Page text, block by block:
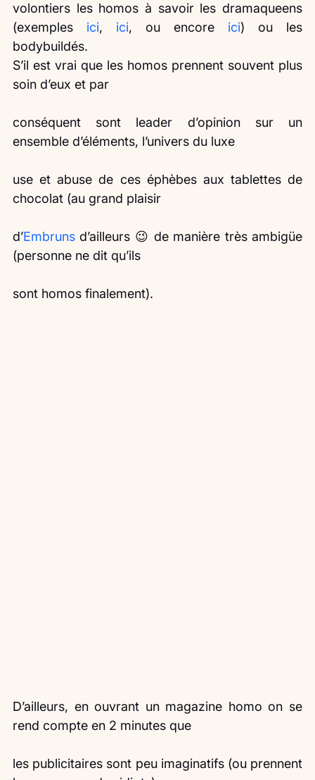
volontiers les homos à savoir les dramaqueens
(exemples ici, ici, ou encore ici) ou les
bodybuildés.
S’il est vrai que les homos prennent souvent plus
soin d’eux et par
conséquent sont leader d’opinion sur un
ensemble d’éléments, l’univers du luxe
use et abuse de ces éphèbes aux tablettes de
chocolat (au grand plaisir
d’Embruns d’ailleurs 😉 de manière très ambigüe
(personne ne dit qu’ils
sont homos finalement).
D’ailleurs, en ouvrant un magazine homo on se
rend compte en 2 minutes que
les publicitaires sont peu imaginatifs (ou prennent